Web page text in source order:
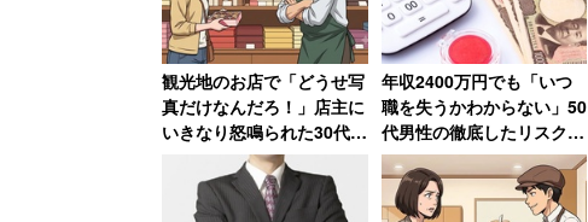
観光地のお店で「どうせ写
真だけなんだろ！」店主に
いきなり怒鳴られた30代女
性、何も買わずに怒りの退
店【前編】
年収2400万円でも「いつ
職を失うかわからない」50
代男性の徹底したリスク管
理 車はキャッシュ＆株で
老後資金を確保